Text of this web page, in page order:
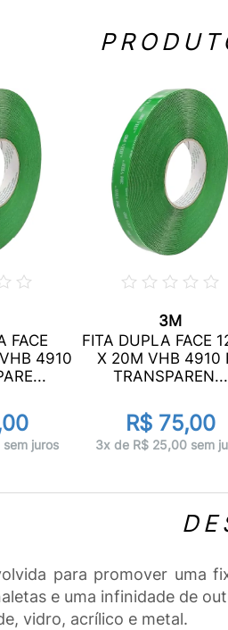
FACE
4910
juros
3M
FITA DUPLA FACE
X 20M VHB 4910
TRANSPAREN...
R$ 75,00
3x de R$ 25,00 sem
para promover uma
e uma infinidade de
vidro, acrílico e metal.